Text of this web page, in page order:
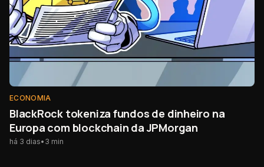
ECONOMIA
BlackRock tokeniza fundos de dinheiro na
Europa com blockchain da JPMorgan
há 3 dias• 3 min